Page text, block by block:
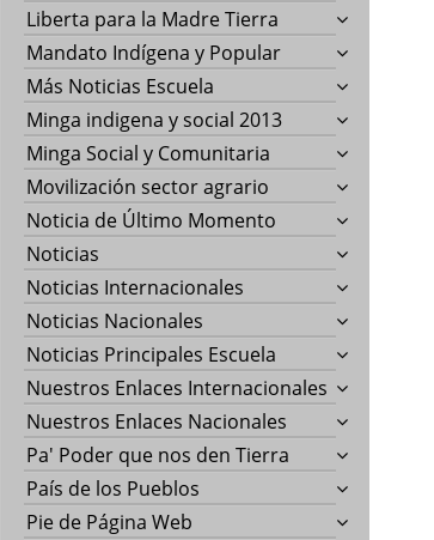
Liberta para la Madre Tierra
Mandato Indígena y Popular
Más Noticias Escuela
Minga indigena y social 2013
Minga Social y Comunitaria
Movilización sector agrario
Noticia de Último Momento
Noticias
Noticias Internacionales
Noticias Nacionales
Noticias Principales Escuela
Nuestros Enlaces Internacionales
Nuestros Enlaces Nacionales
Pa' Poder que nos den Tierra
País de los Pueblos
Pie de Página Web